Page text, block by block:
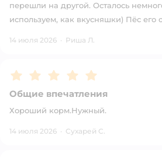
перешли на другой. Осталось
используем, как вкусняшки) Пёс его
14 июля 2026 · Риша Л.
Рейтинг:5
Общие впечатления
Хороший корм.Нужный.
14 июля 2026 · Сухарей С.